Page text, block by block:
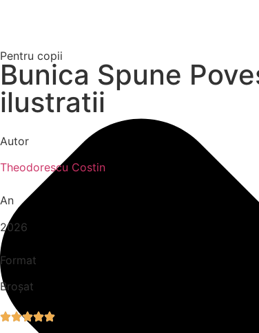
Pentru copii
Bunica Spune
ilustratii
Autor
Theodorescu Costin
An
2026
Format
Broșat